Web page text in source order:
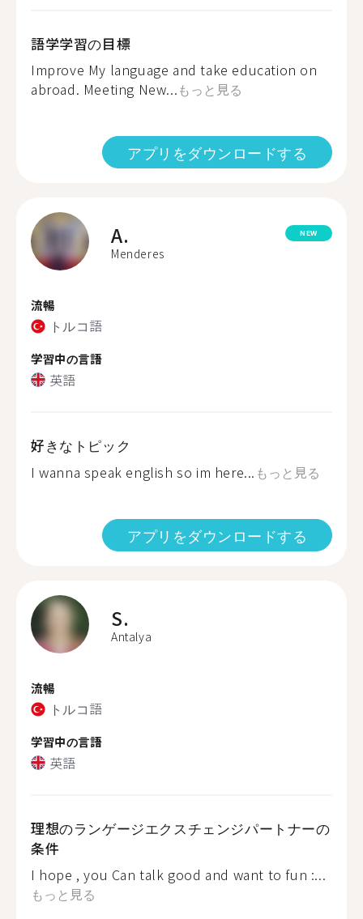
語学学習の目標
Improve My language and take education on
abroad. Meeting New...もっと見る
アプリをダウンロードする
A.
Menderes
NEW
流暢
トルコ語
学習中の言語
英語
好きなトピック
I wanna speak english so im here... もっと見る
アプリをダウンロードする
S.
Antalya
流暢
トルコ語
学習中の言語
英語
理想のランゲージエクスチェンジパートナーの
条件
I hope , you Can talk good and want to fun :...
もっと見る